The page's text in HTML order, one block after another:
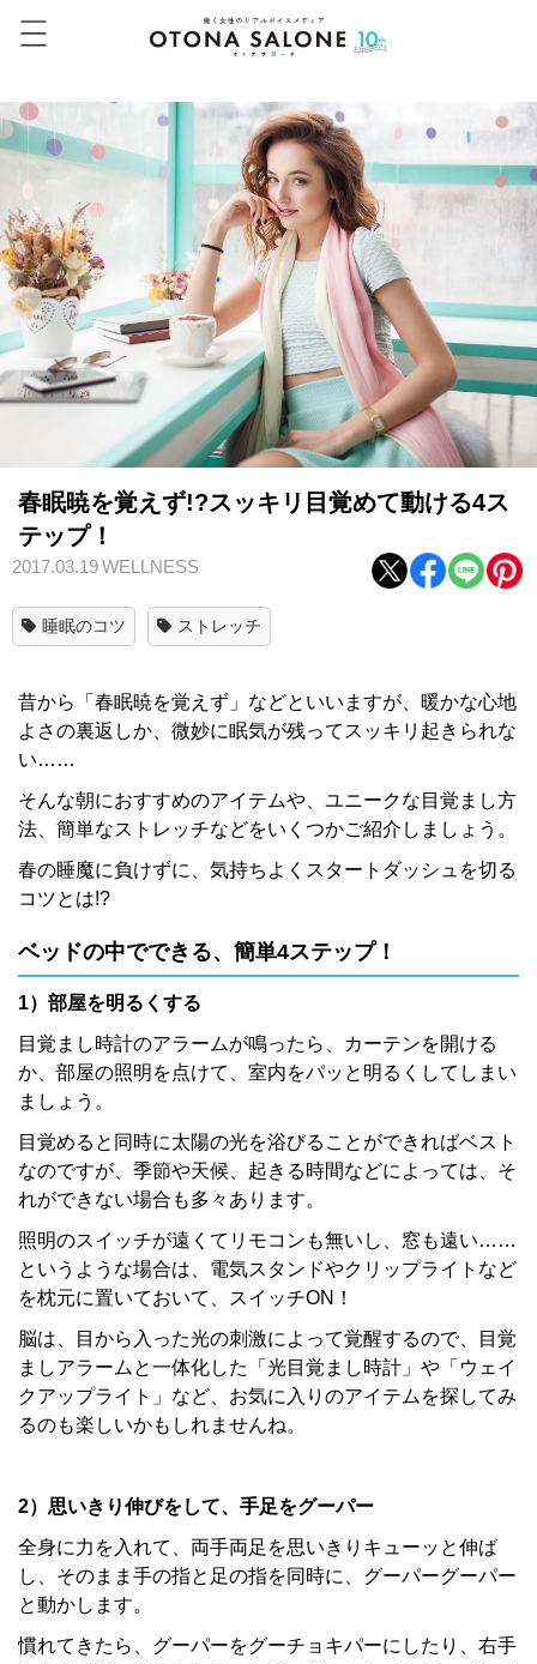
春眠暁を覚えず!?スッキリ目覚めて動ける4ス
テップ！
2017.03.19WELLNESS
睡眠のコツ ストレッチ
昔から「春眠暁を覚えず」などといいますが、暖かな心地
よさの裏返しか、微妙に眠気が残ってスッキリ起きられな
い……
そんな朝におすすめのアイテムや、ユニークな目覚まし方
法、簡単なストレッチなどをいくつかご紹介しましょう。
春の睡魔に負けずに、気持ちよくスタートダッシュを切る
コツとは!?
ベッドの中でできる、簡単4ステップ！
1）部屋を明るくする
目覚まし時計のアラームが鳴ったら、カーテンを開ける
か、部屋の照明を点けて、室内をパッと明るくしてしまい
ましょう。
目覚めると同時に太陽の光を浴びることができればベスト
なのですが、季節や天候、起きる時間などによっては、そ
れができない場合も多々あります。
照明のスイッチが遠くてリモコンも無いし、窓も遠い……
というような場合は、電気スタンドやクリップライトなど
を枕元に置いておいて、スイッチON！
脳は、目から入った光の刺激によって覚醒するので、目覚
ましアラームと一体化した「光目覚まし時計」や「ウェイ
クアップライト」など、お気に入りのアイテムを探してみ
るのも楽しいかもしれませんね。
2）思いきり伸びをして、手足をグーパー
全身に力を入れて、両手両足を思いきりキューッと伸ば
し、そのまま手の指と足の指を同時に、グーパーグーパー
と動かします。
慣れてきたら、グーパーをグーチョキパーにしたり、右手